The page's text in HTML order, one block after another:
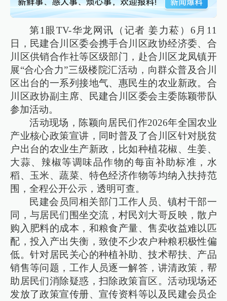
第1眼TV-华龙网讯（记者 姜力菘）6月11
日，民建合川区委会携手合川区政协经济委、合
川区供销合作社等区级部门，赴合川区龙凤镇开
展“合心合力”三级楼院汇活动，向群众普及合川
区出台的一系列接地气、惠民生的农业新政。合
川区政协副主席、民建合川区委会主委陈颖带队
参加活动。
活动现场，陈颖向居民们作2026年全国农业
产业核心政策宣讲，同时普及了合川区针对脱贫
户出台的农业生产新政，比如种植花椒、生姜、
大蒜、辣椒等调味品作物的每亩补助标准，水
稻、玉米、蔬菜、特色经济作物等均纳入扶持范
围，全程公开公示，透明可查。
民建会员同相关部门工作人员、镇村干部一
同，与居民们围坐交流，村民刘大哥反映，散户
购入肥料的成本，和粮食产量、售卖收益难以匹
配，投入产出失衡，致使不少农户种粮积极性偏
低。针对居民关心的种植补助、技术帮扶、产品
销售等问题，工作人员逐一解答，讲清政策，帮
助居民们消除疑惑，扫除政策盲区。活动现场还
发放了政策宣传册、宣传资料等以及民建会员企